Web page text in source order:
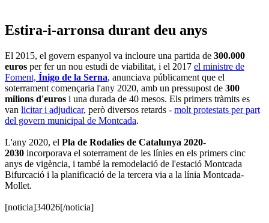
Estira-i-arronsa durant deu anys
El 2015, el govern espanyol va incloure una partida de 300.000
euros per fer un nou estudi de viabilitat, i el 2017 el ministre de
Foment, Ínigo de la Serna, anunciava públicament que el
soterrament començaria l'any 2020, amb un pressupost de 300
milions d'euros i una durada de 40 mesos. Els primers tràmits es
van licitar i adjudicar, però diversos retards - molt protestats per part
del govern municipal de Montcada.
L'any 2020, el Pla de Rodalies de Catalunya 2020-
2030 incorporava el soterrament de les línies en els primers cinc
anys de vigència, i també la remodelació de l'estació Montcada
Bifurcació i la planificació de la tercera via a la línia Montcada-
Mollet.
[noticia]34026[/noticia]